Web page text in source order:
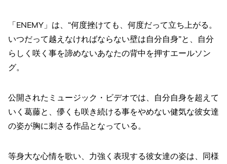
「ENEMY」は、“何度挫けても、何度だって立ち上がる。
いつだって越えなければならない壁は自分自身”と、自分
らしく咲く事を諦めないあなたの背中を押すエールソン
グ。
公開されたミュージック・ビデオでは、自分自身を超えて
いく葛藤と、儚くも咲き続ける事をやめない健気な彼女達
の姿が胸に刺さる作品となっている。
等身大な心情を歌い、力強く表現する彼女達の姿は、同様